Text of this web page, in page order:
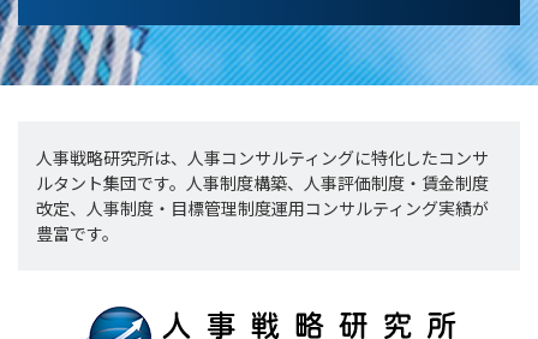
人事戦略研究所は、人事コンサルティングに特化したコンサ
ルタント集団です。人事制度構築、人事評価制度・賃金制度
改定、人事制度・目標管理制度運用コンサルティング実績が
豊富です。